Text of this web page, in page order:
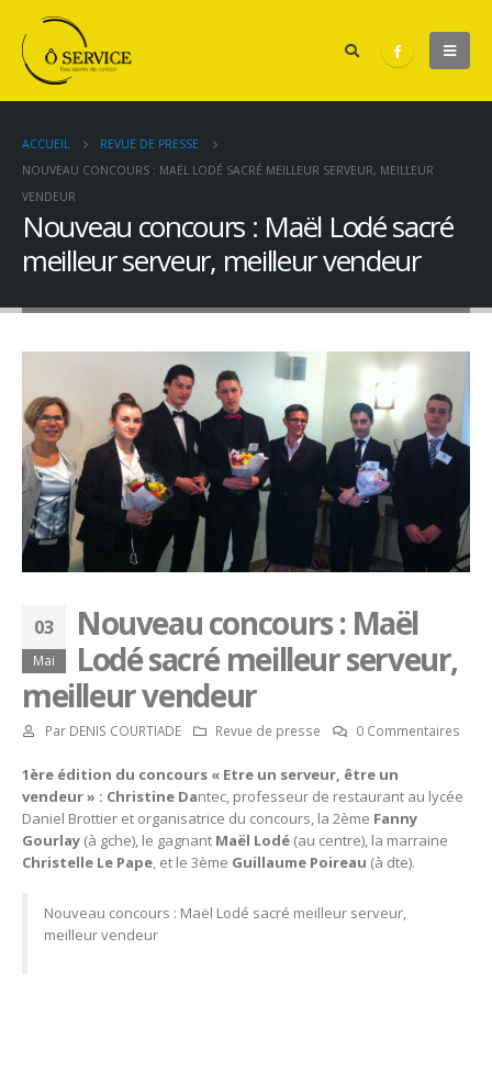
ACCUEIL
REVUE DE PRESSE
NOUVEAU CONCOURS : MAËL LODÉ SACRÉ MEILLEUR SERVEUR, MEILLEUR
VENDEUR
Nouveau concours : Maël Lodé sacré
meilleur serveur, meilleur vendeur
03
Mai
Nouveau concours : Maël
Lodé sacré meilleur serveur,
meilleur vendeur
Par DENIS COURTIADE Revue de presse 0 Commentaires
1ère édition du concours « Etre un serveur, être un
vendeur » : Christine Dantec, professeur de restaurant au lycée
Daniel Brottier et organisatrice du concours, la 2ème Fanny
Gourlay (à gche), le gagnant Maël Lodé (au centre), la marraine
Christelle Le Pape, et le 3ème Guillaume Poireau (à dte).
Nouveau concours : Maël Lodé sacré meilleur serveur,
meilleur vendeur